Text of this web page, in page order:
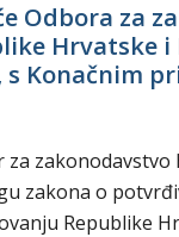
Odbora za
Hrvatske
s Konačnim
za
zakona o
Republike